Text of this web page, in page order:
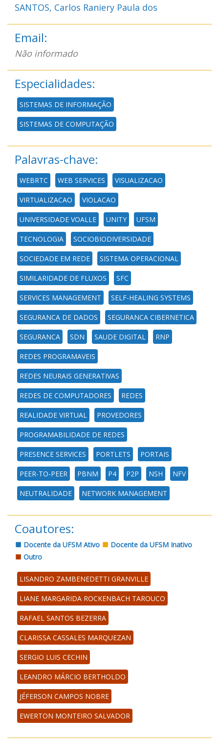
SANTOS, Carlos Raniery Paula dos
Email:
Não informado
Especialidades:
SISTEMAS DE INFORMAÇÃO
SISTEMAS DE COMPUTAÇÃO
Palavras-chave:
WEBRTC WEB SERVICES VISUALIZACAO
VIRTUALIZACAO VIOLACAO
UNIVERSIDADE VOALLE UNITY UFSM
TECNOLOGIA SOCIOBIODIVERSIDADE
SOCIEDADE EM REDE SISTEMA OPERACIONAL
SIMILARIDADE DE FLUXOS SFC
SERVICES MANAGEMENT SELF-HEALING SYSTEMS
SEGURANCA DE DADOS SEGURANCA CIBERNETICA
SEGURANCA SDN SAUDE DIGITAL RNP
REDES PROGRAMAVEIS
REDES NEURAIS GENERATIVAS
REDES DE COMPUTADORES REDES
REALIDADE VIRTUAL PROVEDORES
PROGRAMABILIDADE DE REDES
PRESENCE SERVICES PORTLETS PORTAIS
PEER-TO-PEER PBNM P4 P2P NSH NFV
NEUTRALIDADE NETWORK MANAGEMENT
Coautores:
Docente da UFSM Ativo
Docente da UFSM Inativo
Outro
LISANDRO ZAMBENEDETTI GRANVILLE
LIANE MARGARIDA ROCKENBACH TAROUCO
RAFAEL SANTOS BEZERRA
CLARISSA CASSALES MARQUEZAN
SERGIO LUIS CECHIN
LEANDRO MÁRCIO BERTHOLDO
JÉFERSON CAMPOS NOBRE
EWERTON MONTEIRO SALVADOR